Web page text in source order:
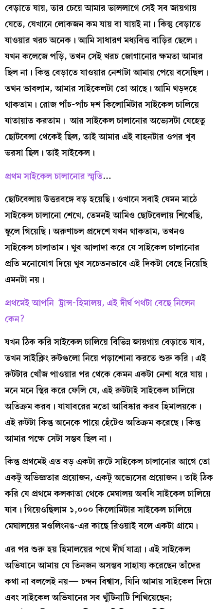
বেড়াতে যায়, তার চেয়ে আমার ভাললাগে সেই সব জায়গায়
যেতে, যেখানে লোকজন কম যায় বা যায়ই না। কিন্তু বেড়াতে
যাওয়ার খরচ অনেক। আমি সাধারণ মধ্যবিত্ত বাড়ির ছেলে।
যখন কলেজে পড়ি, তখন সেই খরচ জোগানোর ক্ষমতা আমার
ছিল না। কিন্তু বেড়াতে যাওয়ার নেশাটা আমায় পেয়ে বসেছিল।
তখন ভাবলাম, আমার সাইকেলটা তো আছে। আমি খড়দহে
থাকতাম। রোজ পাঁচ-পাঁচ দশ কিলোমিটার সাইকেল চালিয়ে
যাতায়াত করতাম। আর সাইকেল চালানোর অভ্যেসটা যেহেতু
ছোটবেলা থেকেই ছিল, তাই আমার এই বাহনটার ওপর খুব
ভরসা ছিল। তাই সাইকেল।
প্রথম সাইকেল চালানোর স্মৃতি…
ছোটবেলায় উত্তরবঙ্গে বড় হয়েছি। ওখানে সবাই যেমন মাঠে
সাইকেল চালানো শেখে, তেমনই আমিও ছোটবেলায় শিখেছি,
স্কুলে গিয়েছি। অরুণাচল প্রদেশে যখন থাকতাম, তখনও
সাইকেল চালাতাম। খুব আলাদা করে যে সাইকেল চালানোর
প্রতি মনোযোগ দিয়ে খুব সচেতনভাবে এই দিকটা বেছে নিয়েছি
এমনটা নয়।
প্রথমেই আপনি ট্রান্স-হিমালয়, এই দীর্ঘ পথটা বেছে নিলেন
কেন?
যখন ঠিক করি সাইকেল চালিয়ে বিভিন্ন জায়গায় বেড়াতে যাব,
তখন সাইক্লিং রুটগুলো নিয়ে পড়াশোনা করতে শুরু করি। এই
রুটটার খোঁজ পাওয়ার পর থেকে কেমন একটা নেশা ধরে যায়।
মনে মনে স্থির করে ফেলি যে, এই রুটটাই সাইকেল চালিয়ে
অতিক্রম করব। যাযাবরের মতো আবিষ্কার করব হিমালয়কে।
এই রুটটা কিন্তু অনেকে পায়ে হেঁটেও অতিক্রম করেছে। কিন্তু
আমার পক্ষে সেটা সম্ভব ছিল না।
কিন্তু প্রথমেই এত বড় একটা রুটে সাইকেল চালানোর আগে তো
একটু অভিজ্ঞতার প্রয়োজন, একটু অভ্যেসের প্রয়োজন। তাই ঠিক
করি যে প্রথমে কলকাতা থেকে মেঘালয় অবধি সাইকেল চালিয়ে
যাব। গিয়েওছিলাম ১,০০০ কিলোমিটার সাইকেল চালিয়ে
মেঘালয়ের মওলিংনঙ-এর কাছে রিওয়াই বলে একটা গ্রামে।
এর পর শুরু হয় হিমালয়ের পথে দীর্ঘ যাত্রা। এই সাইকেল
অভিযানে আমায় যে তিনজন অসম্ভব সাহায্য করেছেন তাঁদের
কথা না বললেই নয়— চন্দন বিশ্বাস, যিনি আমায় সাইকেল দিয়ে
এবং সাইকেল অভিযানের সব খুঁটিনাটি শিখিয়েছেন;